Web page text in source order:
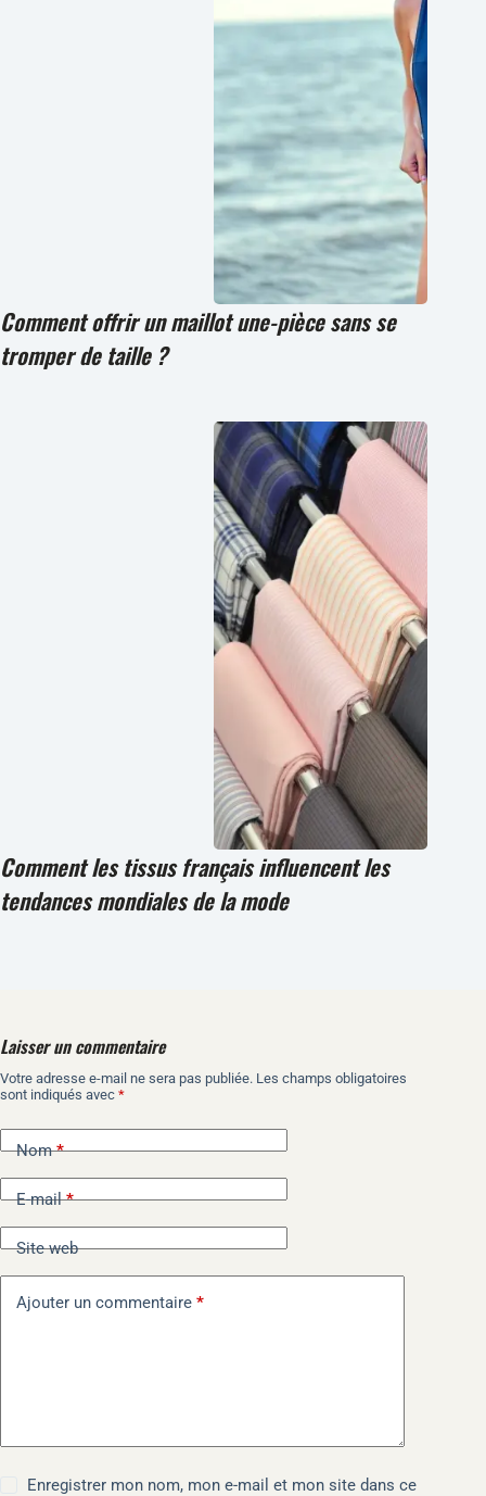
Comment offrir un maillot une-pièce sans se
tromper de taille ?
Comment les tissus français influencent les
tendances mondiales de la mode
Laisser un commentaire
Votre adresse e-mail ne sera pas publiée. Les champs obligatoires
sont indiqués avec *
Nom*
E-mail*
Site web
Ajouter un commentaire *
Enregistrer mon nom, mon e-mail et mon site dans ce
A
l
n
a
t
i